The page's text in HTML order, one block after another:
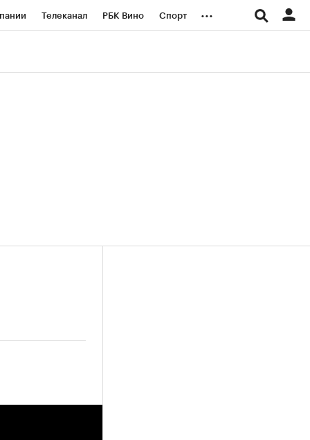
Телеканал РБК Вино Спорт ...